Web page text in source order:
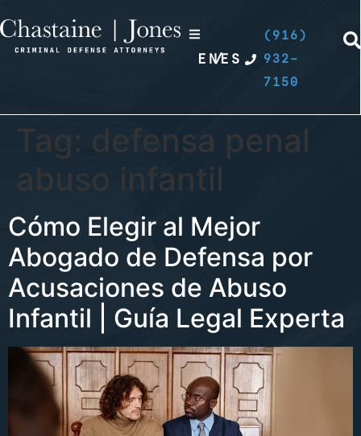
EN
/ES
(916)
932-
7150
Tag: defensa penal
abuso infantil
Cómo Elegir al Mejor
Abogado de Defensa por
Acusaciones de Abuso
Infantil | Guía Legal Experta